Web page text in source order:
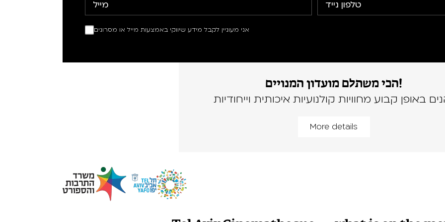
אני מעוניין לקבל מידע שיווקי באמצעות מייל או מסרונים
הכי משתלם מועדון המנויים!
באופן קבוע מחוויות קולנועיות איכותית וייחודיות
More details